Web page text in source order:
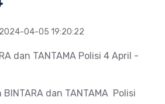
2024-04-05 19:20:22
dan TANTAMA Polisi 4 April -
dan TANTAMA Polisi